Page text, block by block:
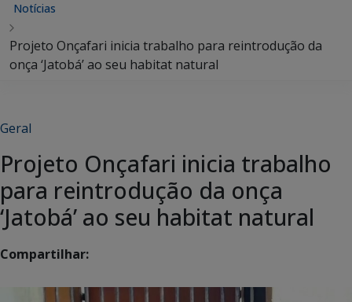
Notícias
Projeto Onçafari inicia trabalho para reintrodução da
onça ‘Jatobá’ ao seu habitat natural
Geral
Projeto Onçafari inicia trabalho
para reintrodução da onça
‘Jatobá’ ao seu habitat natural
Compartilhar: